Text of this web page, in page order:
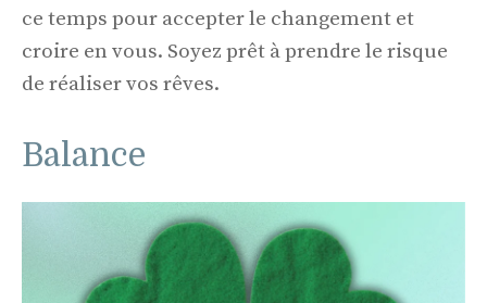
ce temps pour accepter le changement et
croire en vous. Soyez prêt à prendre le risque
de réaliser vos rêves.
Balance